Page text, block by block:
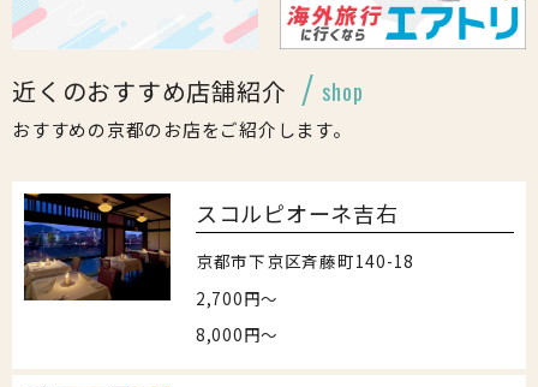
近くのおすすめ店舗紹介 shop
おすすめの京都のお店をご紹介します。
スコルピオーネ吉右
京都市下京区斉藤町140-18
2,700円～
8,000円～